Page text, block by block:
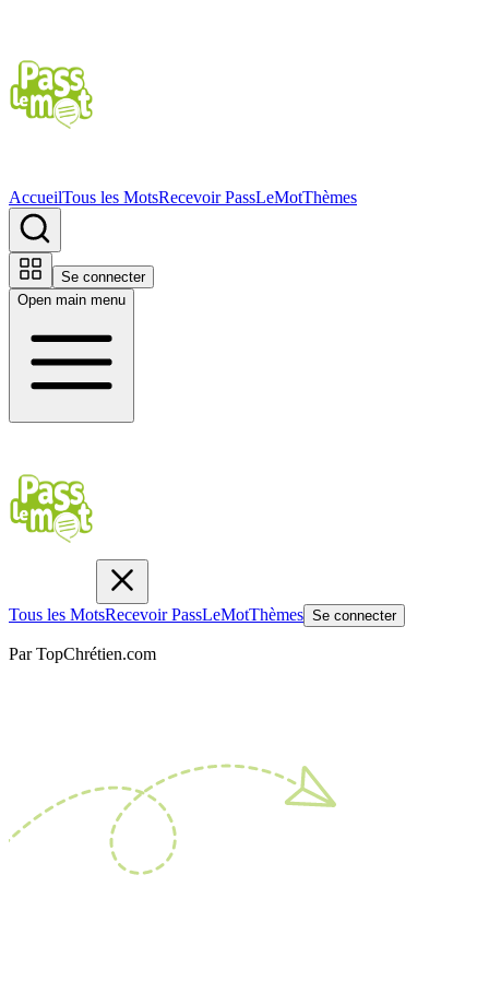
AccueilTous les MotsRecevoir PassLeMotThèmes
Se connecter
Open main menu
Tous les MotsRecevoir PassLeMotThèmes Se connecter
Par TopChrétien.com